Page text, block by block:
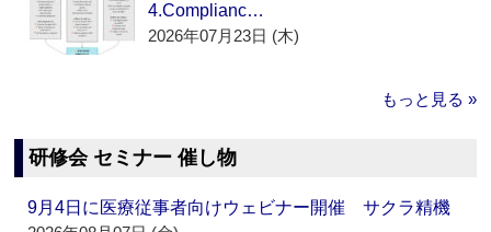
4.Complianc…
2026年07月23日 (木)
もっと見る »
研修会 セミナー 催し物
9月4日に医療従事者向けウェビナー開催 サクラ精機